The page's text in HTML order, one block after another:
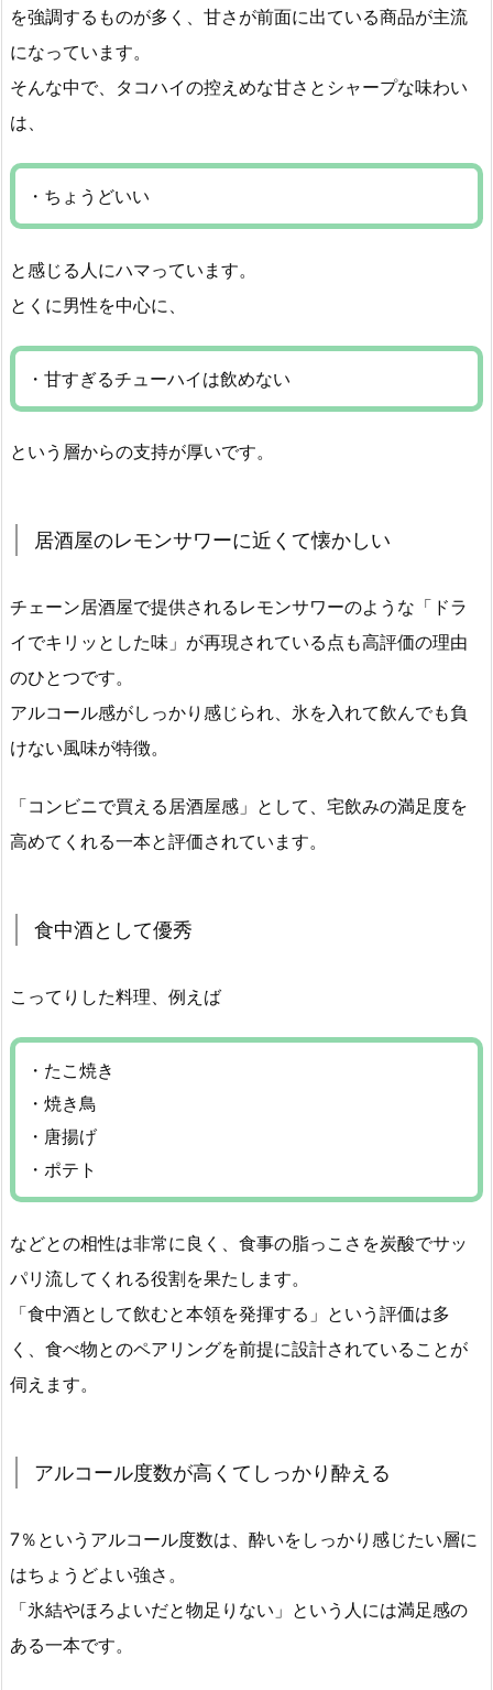
を強調するものが多く、甘さが前面に出ている商品が主流
になっています。
そんな中で、タコハイの控えめな甘さとシャープな味わい
は、
・ちょうどいい
と感じる人にハマっています。
とくに男性を中心に、
・甘すぎるチューハイは飲めない
という層からの支持が厚いです。
居酒屋のレモンサワーに近くて懐かしい
チェーン居酒屋で提供されるレモンサワーのような「ドラ
イでキリッとした味」が再現されている点も高評価の理由
のひとつです。
アルコール感がしっかり感じられ、氷を入れて飲んでも負
けない風味が特徴。
「コンビニで買える居酒屋感」として、宅飲みの満足度を
高めてくれる一本と評価されています。
食中酒として優秀
こってりした料理、例えば
・たこ焼き
・焼き鳥
・唐揚げ
・ポテト
などとの相性は非常に良く、食事の脂っこさを炭酸でサッ
パリ流してくれる役割を果たします。
「食中酒として飲むと本領を発揮する」という評価は多
く、食べ物とのペアリングを前提に設計されていることが
伺えます。
アルコール度数が高くてしっかり酔える
7％というアルコール度数は、酔いをしっかり感じたい層に
はちょうどよい強さ。
「氷結やほろよいだと物足りない」という人には満足感の
ある一本です。